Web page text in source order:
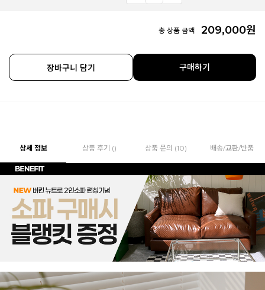
총 상품 금액 209,000원
장바구니 담기 구매하기
상세 정보 상품 후기 () 상품 문의 (10) 배송/교환/반품